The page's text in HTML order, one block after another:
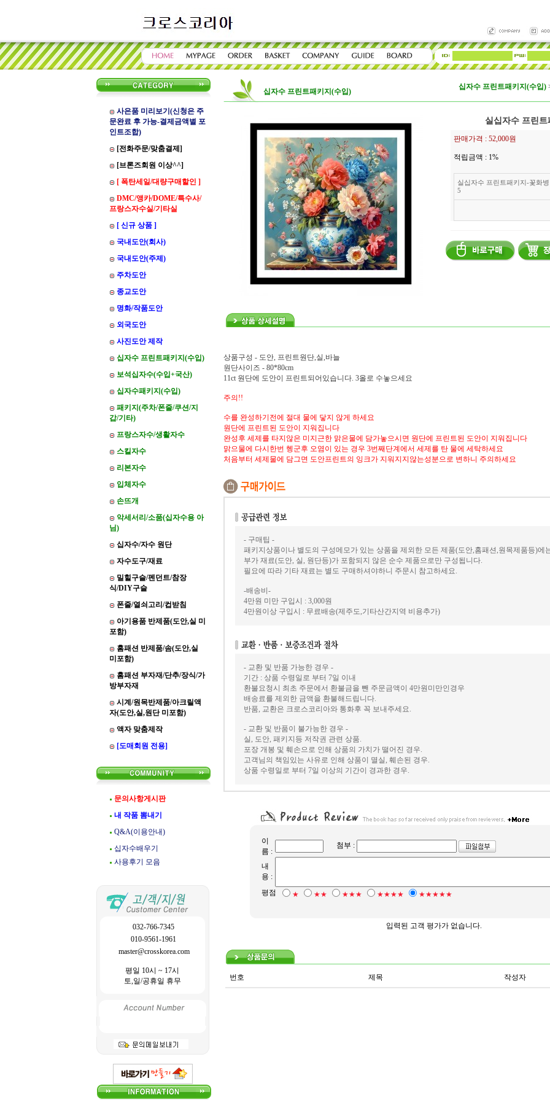
사은품 미리보기(신청은 주
문완료 후 가능-결제금액별 포
인트조합)
[전화주문/맞춤결제]
[브론즈회원 이상^^]
[ 폭탄세일/대량구매할인 ]
DMC/앵카/DOME/특수사/
프랑스자수실/기타실
[ 신규 상품 ]
국내도안(회사)
국내도안(주제)
주차도안
종교도안
명화/작품도안
외국도안
사진도안 제작
십자수 프린트패키지(수입)
보석십자수(수입+국산)
십자수패키지(수입)
패키지(주차/폰줄/쿠션/지
갑/기타)
프랑스자수/생활자수
스킬자수
리본자수
입체자수
손뜨개
악세서리/소품(십자수용 아
님)
십자수/자수 원단
자수도구/재료
밀힐구슬/펜던트/참장
식/DIY구슬
폰줄/열쇠고리/컵받침
아기용품 반제품(도안,실 미
포함)
홈패션 반제품/솜(도안,실
미포함)
홈패션 부자재/단추/장식/가
방부자재
시계/원목반제품/아크릴액
자(도안,실,원단 미포함)
액자 맞춤제작
[도매회원 전용]
문의사항게시판
내 작품 뽐내기
Q&A(이용안내)
십자수배우기
사용후기 모음
032-766-7345
010-9561-1961
master@crosskorea.com
평일 10시 ~ 17시
토,일/공휴일 휴무
십자수 프린트패키지(수입)
십자수 프린트패키지(수입)
실십자수 프린
판매가격 : 52,000원
적립금액 : 1%
실십자수 프린트패키지-꽃화병
5
상품구성 - 도안, 프린트원단,실,바늘
원단사이즈 - 80*80cm
11ct 원단에 도안이 프린트되어있습니다. 3올로 수놓으세요
주의!!
수를 완성하기전에 절대 물에 닿지 않게 하세요
원단에 프린트된 도안이 지워집니다
완성후 세제를 타지않은 미지근한 맑은물에 담가놓으시면 원단에 프린트된 도안이 지워집니다
맑으물에 다시한번 헹군후 오염이 있는 경우 3번째단계에서 세제를 탄 물에 세탁하세요
처음부터 세제물에 담그면 도안프린트의 잉크가 지워지지않는성분으로 변하니 주의하세요
- 구매팁 -
패키지상품이나 별도의 구성메모가 있는 상품을 제외한 모든 제품(도안,홈패션,원목제품등)에
부가 재료(도안, 실, 원단등)가 포함되지 않은 순수 제품으로만 구성됩니다.
필요에 따라 기타 재료는 별도 구매하셔야하니 주문시 참고하세요.
-배송비-
4만원 미만 구입시 : 3,000원
4만원이상 구입시 : 무료배송(제주도,기타산간지역 비용추가)
- 교환 및 반품 가능한 경우 -
기간 : 상품 수령일로 부터 7일 이내
환불요청시 최초 주문에서 환불금을 뺀 주문금액이 4만원미만인경우
배송료를 제외한 금액을 환불해드립니다.
반품, 교환은 크로스코리아와 통화후 꼭 보내주세요.
- 교환 및 반품이 불가능한 경우 -
실, 도안, 패키지등 저작권 관련 상품.
포장 개봉 및 훼손으로 인해 상품의 가치가 떨어진 경우.
고객님의 책임있는 사유로 인해 상품이 멸실, 훼손된 경우.
상품 수령일로 부터 7일 이상의 기간이 경과한 경우.
이
름 :
첨부 :
내
용 :
평점
★ ★★ ★★★ ★★★★ ★★★★★
입력된 고객 평가가 없습니다.
번호 제목 작성자